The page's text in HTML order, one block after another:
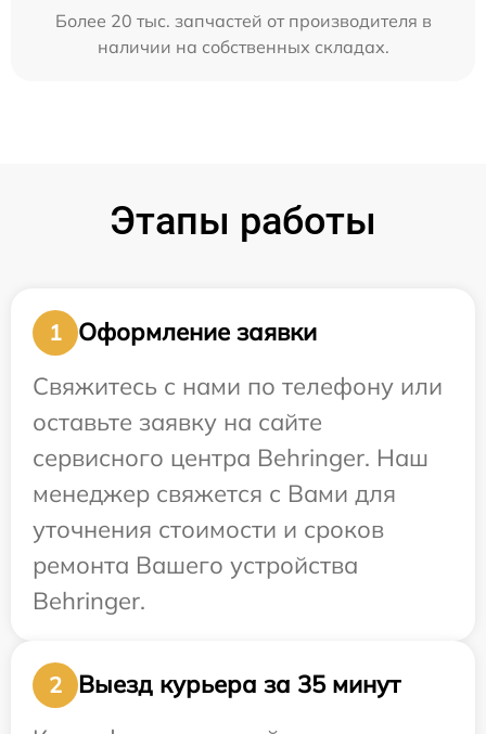
Более 20 тыс. запчастей от производителя в
наличии на собственных складах.
Этапы работы
1
Оформление заявки
Свяжитесь с нами по телефону или
оставьте заявку на сайте
сервисного центра Behringer. Наш
менеджер свяжется с Вами для
уточнения стоимости и сроков
ремонта Вашего устройства
Behringer.
2
Выезд курьера за 35 минут